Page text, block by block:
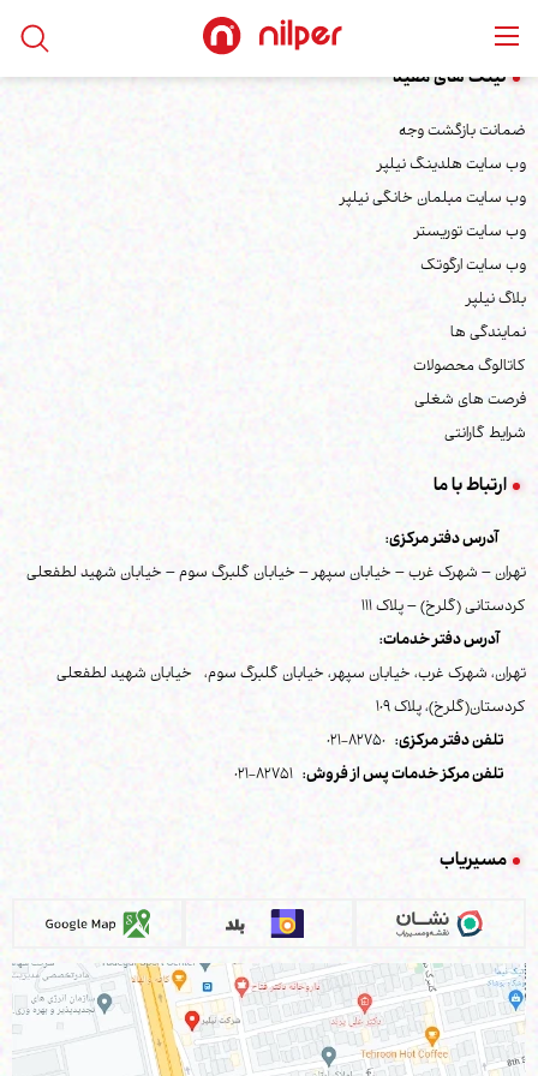
لینک های مفید
ضمانت بازگشت وجه
وب سایت هلدینگ نیلپر
وب سایت مبلمان خانگی نیلپر
وب سایت توریستر
وب سایت ارگوتک
بلاگ نیلپر
نمایندگی ها
کاتالوگ محصولات
فرصت های شغلی
شرایط گارانتی
ارتباط با ما
آدرس دفتر مرکزی:
تهران – شهرک غرب – خیابان سپهر – خیابان گلبرگ سوم – خیابان شهید لطفعلی
کردستانی (گلرخ) – پلاک 111
آدرس دفتر خدمات:
تهران، شهرک غرب، خیابان سپهر، خیابان گلبرگ سوم، خیابان شهید لطفعلی
کردستان(گلرخ)، پلاک 109
تلفن دفتر مرکزی: 82750-021
تلفن مرکز خدمات پس از فروش: 82751-021
مسیریاب